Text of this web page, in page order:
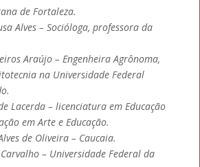
de Fortaleza.
Alves – Socióloga, professora da
Araújo – Engenheira Agrônoma,
na Universidade Federal
Lacerda – licenciatura em Educação
em Arte e Educação.
de Oliveira – Caucaia.
– Universidade Federal da